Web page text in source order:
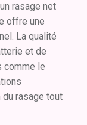
rasage net
offre une
La qualité
et de
comme le
rasage tout